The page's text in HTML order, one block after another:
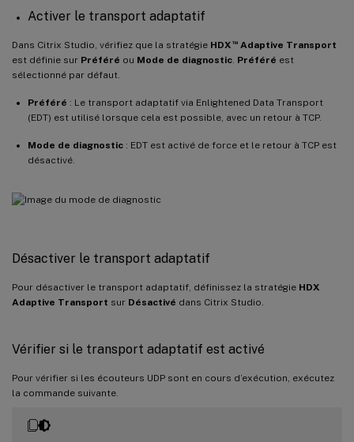
Activer le transport adaptatif
Dans Citrix Studio, vérifiez que la stratégie HDX ™Adaptive Transport
est définie sur Préféré ou Mode de diagnostic Préféré est
sélectionné par défaut.
Préféré : Le transport adaptatif via Enlightened Data Transport
(EDT) est utilisé lorsque cela est possible, avec un retour à TCP.
Mode de diagnostic : EDT est activé de force et le retour à TCP est
désactivé.
Désactiver le transport adaptatif
Pour désactiver le transport adaptatif, définissez la stratégie HDX
Adaptive Transport sur Désactivé dans Citrix Studio.
Vérifier si le transport adaptatif est activé
Pour vérifier si les écouteurs UDP sont en cours d’exécution, exécutez
la commande suivante.